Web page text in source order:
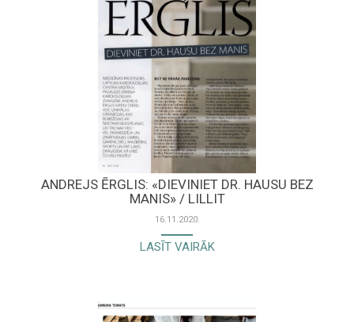
ANDREJS ĒRGLIS: «DIEVINIET DR. HAUSU BEZ
MANIS» / LILLIT
16.11.2020.
LASĪT VAIRĀK